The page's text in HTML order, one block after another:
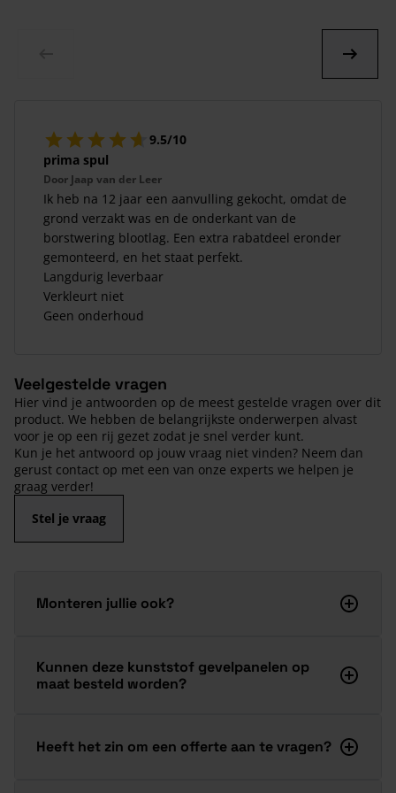
9.5/10
prima spul
Door Jaap van der Leer
Ik heb na 12 jaar een aanvulling gekocht, omdat de
grond verzakt was en de onderkant van de
borstwering blootlag. Een extra rabatdeel eronder
gemonteerd, en het staat perfekt.
Langdurig leverbaar
Verkleurt niet
Geen onderhoud
Veelgestelde vragen
Hier vind je antwoorden op de meest gestelde vragen over dit
product. We hebben de belangrijkste onderwerpen alvast
voor je op een rij gezet zodat je snel verder kunt.
Kun je het antwoord op jouw vraag niet vinden? Neem dan
gerust contact op met een van onze experts we helpen je
graag verder!
Stel je vraag
Monteren jullie ook?
Kunnen deze kunststof gevelpanelen op
maat besteld worden?
Heeft het zin om een offerte aan te vragen?